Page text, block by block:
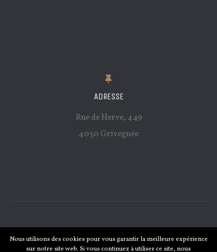
ADRESSE
Rue de Herve, 449
4030 Grivegnée
© Copyright 2011 - 2026 | Les Oliviers a.s.b.l.
(agrément AVIQ
315-316) | Site des Institutions | Tous droits réservés | Réalisation
Nous utilisons des cookies pour vous garantir la meilleure expérience
sur notre site web. Si vous continuez à utiliser ce site, nous